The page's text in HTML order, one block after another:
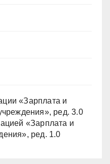
«Зарплата и
ред. 3.0
«Зарплата и
ред. 1.0